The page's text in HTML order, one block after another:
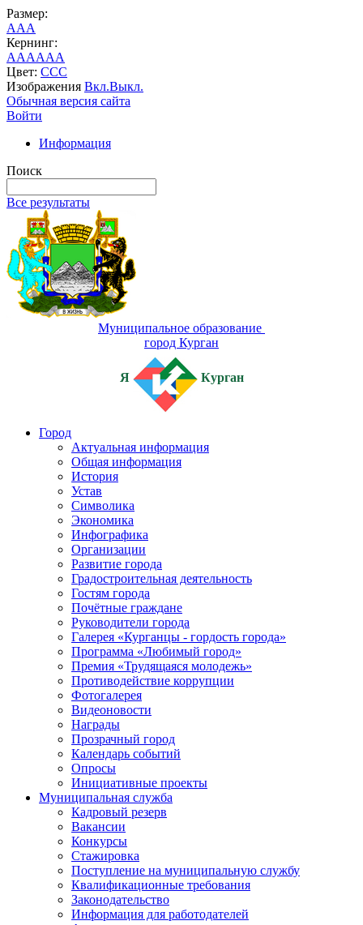
Размер:
AAA
Кернинг:
AAAAAA
Цвет: CCC
Изображения Вкл.Выкл.
Обычная версия сайта
Войти
Информация
Поиск
Все результаты
Муниципальное образование
город Курган
Я Курган
Город
Актуальная информация
Общая информация
История
Устав
Символика
Экономика
Инфографика
Организации
Развитие города
Градостроительная деятельность
Гостям города
Почётные граждане
Руководители города
Галерея «Курганцы - гордость города»
Программа «Любимый город»
Премия «Трудящаяся молодежь»
Противодействие коррупции
Фотогалерея
Видеоновости
Награды
Прозрачный город
Календарь событий
Опросы
Инициативные проекты
Муниципальная служба
Кадровый резерв
Вакансии
Конкурсы
Стажировка
Поступление на муниципальную службу
Квалификационные требования
Законодательство
Информация для работодателей